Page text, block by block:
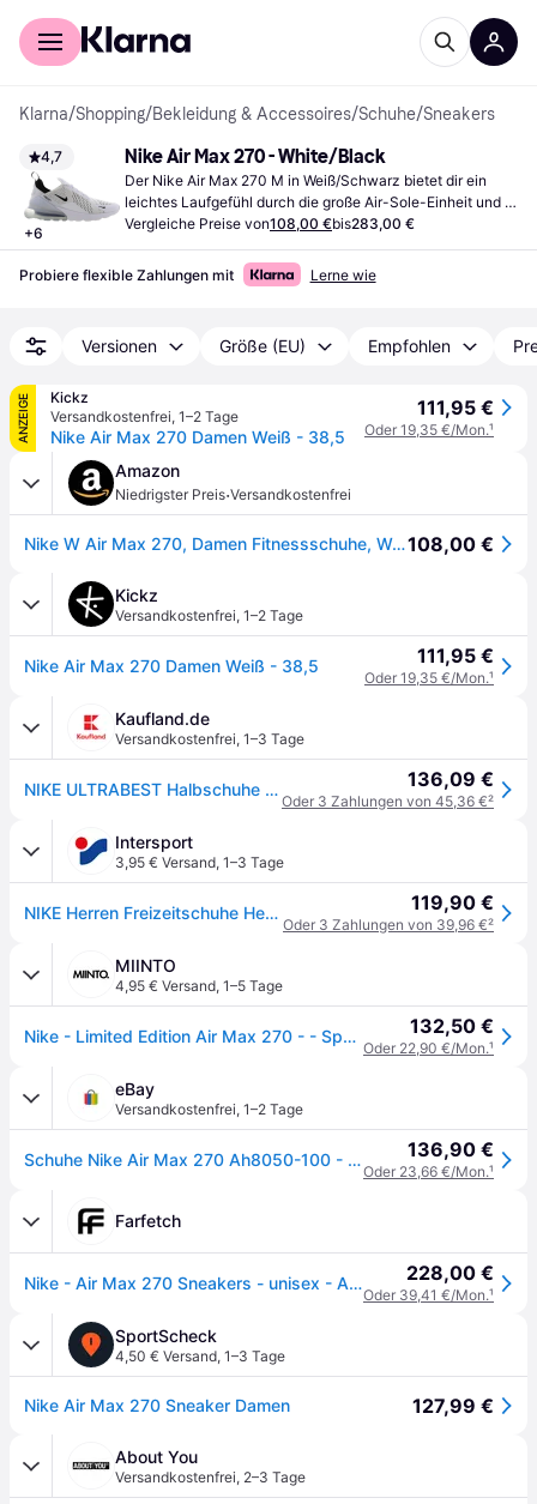
Für Shopper
Klarna/Shopping/Bekleidung & Accessoires/Schuhe/Sneakers
4,7
+6
Nike Air Max 270 - White/Black
Der Nike Air Max 270 M in Weiß/Schwarz bietet dir ein
leichtes Laufgefühl durch die große Air-Sole-Einheit und
überzeugt mit einem zeitgemäßen Design. Geeignet für
Alltag und Sport.
Vergleiche Preise von108,00 €bis283,00 €
Probiere flexible Zahlungen mit Lerne wie
Versionen Größe (EU) Empfohlen
ANZEIGE
Kickz
Versandkostenfrei, 1–2 Tage
Nike Air Max 270 Damen Weiß - 38,5
111,95 €
Oder 19,35 €/Mon.¹
Amazon
Niedrigster Preis·Versandkostenfrei
Nike W Air Max 270, Damen Fitnessschuhe, Weiß (White/Black-White 100), 38 EU108,00 €
Kickz
Versandkostenfrei, 1–2 Tage
Nike Air Max 270 Damen Weiß - 38,5 111,95 €
Oder 19,35 €/Mon.¹
Kaufland.de
Versandkostenfrei, 1–3 Tage
NIKE ULTRABEST Halbschuhe NIKE AIR MAX 270, Weiß:38 136,09 €
Oder 3 Zahlungen von 45,36 €²
Intersport
3,95 € Versand, 1–3 Tage
NIKE Herren Freizeitschuhe Herren Sneakers Air Max 270 119,90 €
Oder 3 Zahlungen von 39,96 €²
MIINTO
4,95 € Versand, 1–5 Tage
Nike - Limited Edition Air Max 270 - - Sport - Herren - Weiß - 38 1/2 EU 132,50 €
Oder 22,90 €/Mon.¹
eBay
Versandkostenfrei, 1–2 Tage
Schuhe Nike Air Max 270 Ah8050-100 - 9m 136,90 €
Oder 23,66 €/Mon.¹
Farfetch
Nike - Air Max 270 Sneakers - unisex - Andere synthetische Fasern/Andere synthetische Fasern/Gummi - 10 - Weiß 228,00 €
Oder 39,41 €/Mon.¹
SportScheck
4,50 € Versand, 1–3 Tage
Nike Air Max 270 Sneaker Damen 127,99 €
About You
Versandkostenfrei, 2–3 Tage